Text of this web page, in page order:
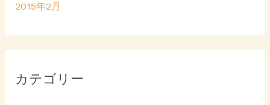
2015年2月
カテゴリー